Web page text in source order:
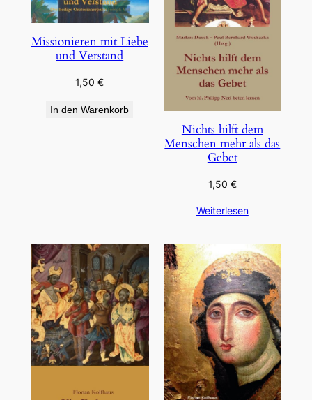
Missionieren mit Liebe
und Verstand
1,50€
In den Warenkorb
Nichts hilft dem
Menschen mehr als das
Gebet
1,50 €
Weiterlesen